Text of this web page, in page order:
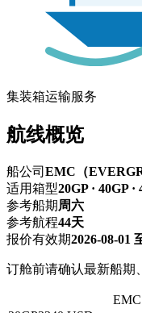
集装箱运输服务
航线概览
船公司 EMC（
适用箱型20GP · 40GP
参考船期 周六
参考航程44天
报价有效期2026-08-01
订舱前请确认最新船期
EMC